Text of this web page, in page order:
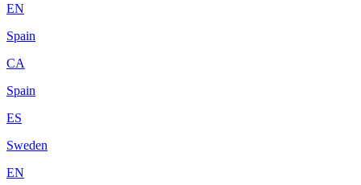
EN
Spain
CA
Spain
ES
Sweden
EN